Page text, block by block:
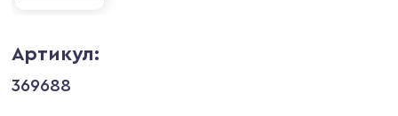
Артикул:
369688